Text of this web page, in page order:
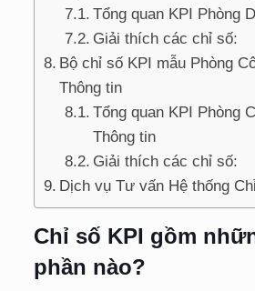
Tổng quan KPI Phòng
Giải thích các chỉ số:
Bộ chỉ số KPI mẫu Phòng
Thông tin
Tổng quan KPI Phòng
Thông tin
Giải thích các chỉ số:
Dịch vụ Tư vấn Hệ thống
Chỉ số KPI gồm
phần nào?